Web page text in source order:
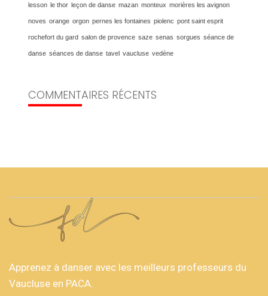
lesson le thor leçon de danse mazan monteux morières les avignon
noves orange orgon pernes les fontaines piolenc pont saint esprit
rochefort du gard salon de provence saze senas sorgues séance de
danse séances de danse tavel vaucluse vedène
COMMENTAIRES RÉCENTS
Apprenez à danser avec les meilleurs professeurs du
Vaucluse en PACA.